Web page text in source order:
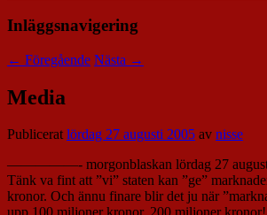
Inläggsnavigering
← Föregående Nästa →
Media
Publiceratlördag 27 augusti 2005 av nisse
—————- morgonblaskan lördag 27
Tänk va fint att ”vi” staten kan ”ge”
kronor. Och ännu finare blir det ju när